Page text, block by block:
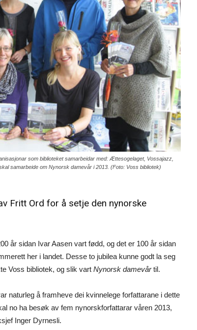
som biblioteket samarbeidar med: Ættesogelaget, Vossajazz,
samarbeide om Nynorsk damevår i 2013. (Foto: Voss bibliotek)
Fritt Ord for å setje den nynorske
år sidan Ivar Aasen vart fødd, og det er 100 år sidan
her i landet. Desse to jubilea kunne godt la seg
Voss bibliotek, og slik vart Nynorsk damevårtil.
naturleg å framheve dei kvinnelege forfattarane i dette
no ha besøk av fem nynorskforfattarar våren 2013,
Inger Dyrnesli.